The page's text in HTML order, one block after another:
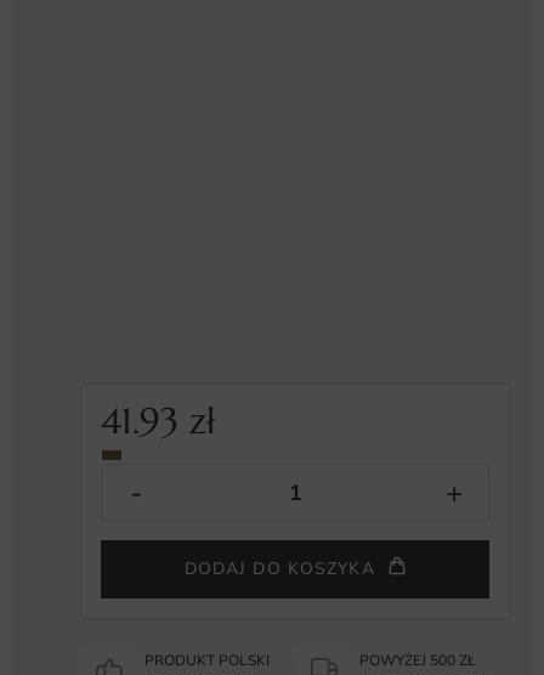
41.93zł
DODAJ DO KOSZYKA
PRODUKT POLSKI
POWYŻEJ 500 ZŁ